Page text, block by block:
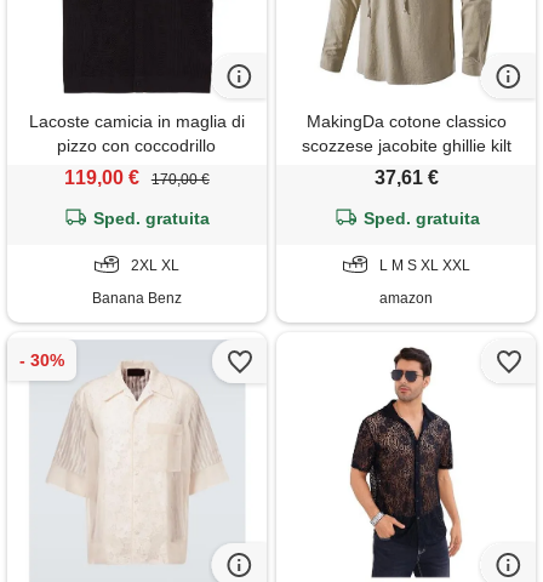
Lacoste camicia in maglia di
pizzo con coccodrillo
119,00 € 170,00 €
Sped. gratuita
2XL XL
Banana Benz
MakingDa cotone classico
scozzese jacobite ghillie kilt
shirt smart casual manica
accogliente pizzo camicie
37,61 €
Sped. gratuita
L M S XL XXL
amazon